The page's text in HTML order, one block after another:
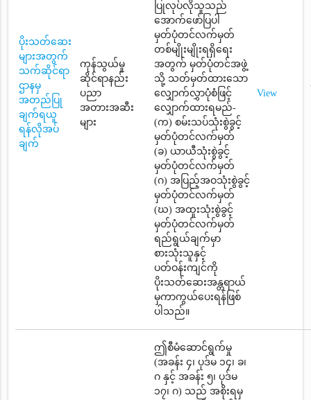
ပိုးသတ်ဆေး
များအတွက်
သက်ဆိုင်ရာ
ဌာနမှ
အတည်ပြု
ချက်ရယူ
ရန်လိုအပ်
ချက်
ကုန်သွယ်မှု
ဆိုင်ရာနည်း
ပညာ
အတားအဆီး
များ
ပြုလုပ်လိုသူသည်
အောက်ဖော်ပြပါ
မှတ်ပုံတင်လက်မှတ်
တစ်မျိုးမျိုးရရှိရေး
အတွက် မှတ်ပုံတင်အဖွဲ့
သို့ သတ်မှတ်ထားသော
လျှောက်လွှာပုံစံဖြင့်
လျှောက်ထားရမည်-
(က) စမ်းသပ်သုံးစွဲခွင့်
မှတ်ပုံတင်လက်မှတ်
(ခ) ယာယီသုံးစွဲခွင့်
မှတ်ပုံတင်လက်မှတ်
(ဂ) အပြည့်အဝသုံးစွဲခွင့်
မှတ်ပုံတင်လက်မှတ်
(ဃ) အထူးသုံးစွဲခွင့်
မှတ်ပုံတင်လက်မှတ်
ရည်ရွယ်ချက်မှာ
စားသုံးသူနှင့်
ပတ်ဝန်းကျင်ကို
ပိုးသတ်ဆေးအန္တရာယ်
မှကာကွယ်ပေးရန်ဖြစ်
ပါသည်။
View
ဤစီမံဆောင်ရွက်မှု
(အခန်း ၄၊ ပုဒ်မ ၁၄၊ ခ၊
ဂ နှင့် အခန်း ၅၊ ပုဒ်မ
၁၇၊ ဂ) သည် အစိုးရမှ